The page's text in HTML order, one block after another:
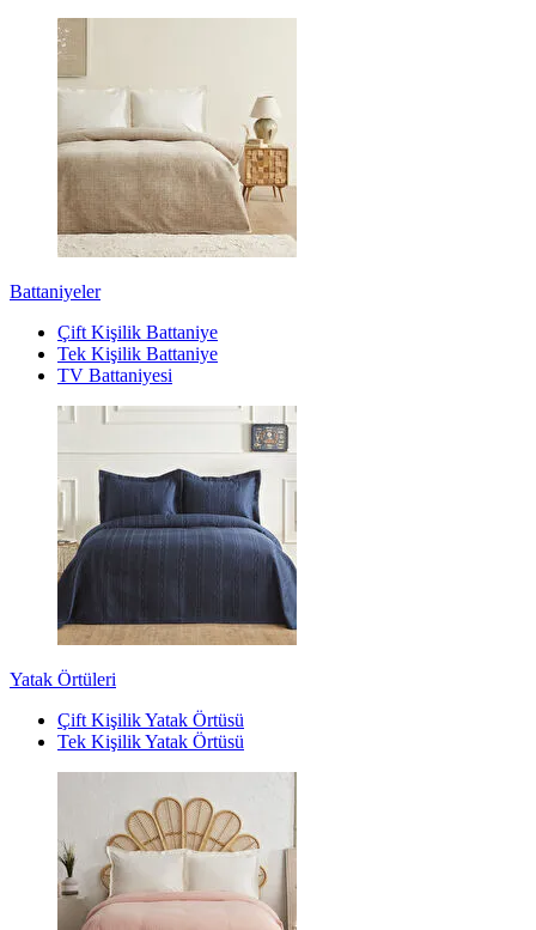
Battaniyeler
Çift Kişilik Battaniye
Tek Kişilik Battaniye
TV Battaniyesi
Yatak Örtüleri
Çift Kişilik Yatak Örtüsü
Tek Kişilik Yatak Örtüsü